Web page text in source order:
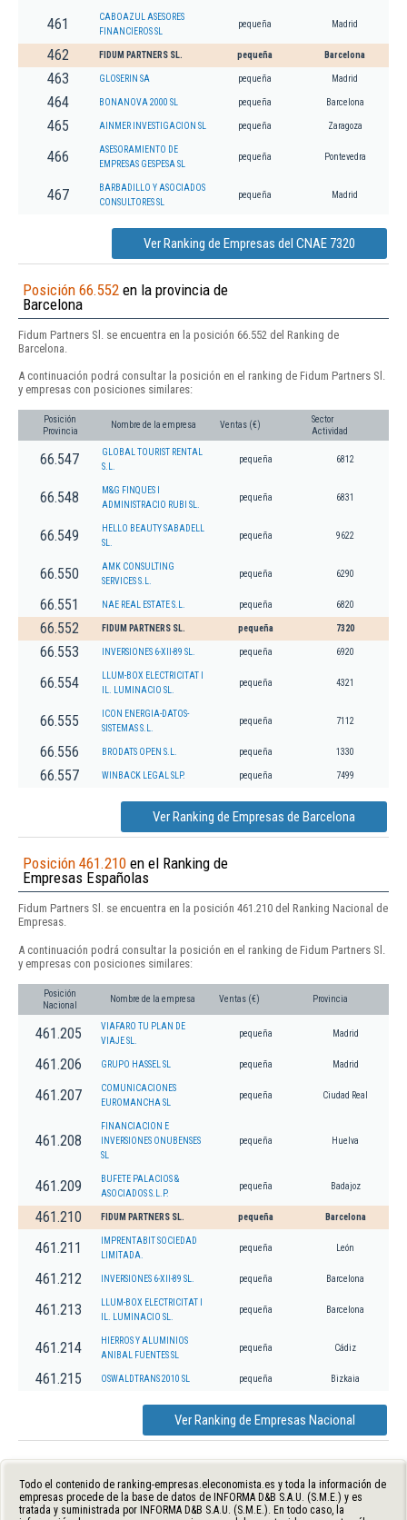
461
CABOAZUL ASESORES
FINANCIEROS SL
pequeña Madrid
462 FIDUM PARTNERS SL. pequeña Barcelona
463 GLOSERIN SA pequeña Madrid
464 BONANOVA 2000 SL pequeña Barcelona
465 AINMER INVESTIGACION SL pequeña Zaragoza
466
ASESORAMIENTO DE
EMPRESAS GESPESA SL
pequeña Pontevedra
467
BARBADILLO Y ASOCIADOS
CONSULTORES SL
pequeña Madrid
Ver Ranking de Empresas del CNAE 7320
Posición 66.552 en la provincia de
Barcelona
Fidum Partners Sl. se encuentra en la posición 66.552 del Ranking de
Barcelona.
A continuación podrá consultar la posición en el ranking de Fidum Partners Sl.
y empresas con posiciones similares:
Posición
Provincia
Nombre de la empresa Ventas (€)
Sector
Actividad
66.547
GLOBAL TOURIST RENTAL
S.L.
pequeña 6812
66.548
M&G FINQUES I
ADMINISTRACIO RUBI SL.
pequeña 6831
66.549
HELLO BEAUTY SABADELL
SL.
pequeña 9622
66.550
AMK CONSULTING
SERVICES S.L.
pequeña 6290
66.551 NAE REAL ESTATE S.L. pequeña 6820
66.552 FIDUM PARTNERS SL. pequeña 7320
66.553 INVERSIONES 6-XII-89 SL. pequeña 6920
66.554
LLUM-BOX ELECTRICITAT I
IL. LUMINACIO SL.
pequeña 4321
66.555
ICON ENERGIA-DATOS-
SISTEMAS S.L.
pequeña 7112
66.556 BRODATS OPEN S.L. pequeña 1330
66.557 WINBACK LEGAL SLP. pequeña 7499
Ver Ranking de Empresas de Barcelona
Posición 461.210 en el Ranking de
Empresas Españolas
Fidum Partners Sl. se encuentra en la posición 461.210 del Ranking Nacional de
Empresas.
A continuación podrá consultar la posición en el ranking de Fidum Partners Sl.
y empresas con posiciones similares:
Posición
Nacional
Nombre de la empresa Ventas (€) Provincia
461.205
VIAFARO TU PLAN DE
VIAJE SL.
pequeña Madrid
461.206 GRUPO HASSEL SL pequeña Madrid
461.207
COMUNICACIONES
EUROMANCHA SL
pequeña Ciudad Real
461.208
FINANCIACION E
INVERSIONES ONUBENSES
SL
pequeña Huelva
461.209
BUFETE PALACIOS &
ASOCIADOS S.L.P.
pequeña Badajoz
461.210 FIDUM PARTNERS SL. pequeña Barcelona
461.211
IMPRENTABIT SOCIEDAD
LIMITADA.
pequeña León
461.212 INVERSIONES 6-XII-89 SL. pequeña Barcelona
461.213
LLUM-BOX ELECTRICITAT I
IL. LUMINACIO SL.
pequeña Barcelona
461.214
HIERROS Y ALUMINIOS
ANIBAL FUENTES SL
pequeña Cádiz
461.215 OSWALDTRANS 2010 SL pequeña Bizkaia
Ver Ranking de Empresas Nacional
Todo el contenido de ranking-empresas.eleconomista.es y toda la información de
empresas procede de la base de datos de INFORMA D&B S.A.U. (S.M.E.) y es
tratada y suministrada por INFORMA D&B S.A.U. (S.M.E.). En todo caso, la